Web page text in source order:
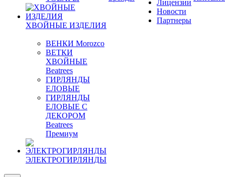
ХВОЙНЫЕ ИЗДЕЛИЯ
ВЕНКИ Morozco
ВЕТКИ
ХВОЙНЫЕ
Beatrees
ГИРЛЯНДЫ
ЕЛОВЫЕ
ГИРЛЯНДЫ
ЕЛОВЫЕ С
ДЕКОРОМ
Beatrees
Премиум
ЭЛЕКТРОГИРЛЯНДЫ
Лицензии
Новости
Партнеры